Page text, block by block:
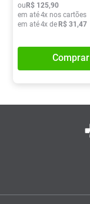
ouR$ 125,90
em até4x nos cartões
em até4x deR$ 31 ,47
Comprar